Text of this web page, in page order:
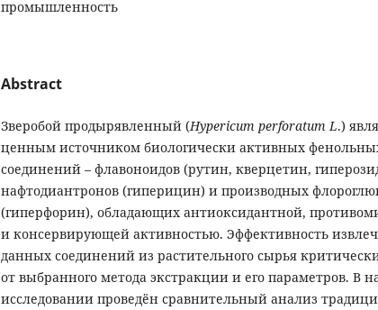
промышленность
Abstract
Зверобой продырявленный (Hypericum perforatum L.)
ценным источником биологически активных
соединений – флавоноидов (рутин, кверцетин,
нафтодиантронов (гиперицин) и производных
(гиперфорин), обладающих антиоксидантной,
и консервирующей активностью. Эффективность
данных соединений из растительного сырья
от выбранного метода экстракции и его параметров. В
исследовании проведён сравнительный анализ